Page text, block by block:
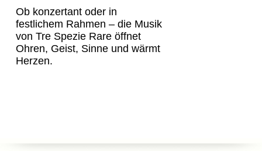
Ob konzertant oder in
festlichem Rahmen – die Musik
von Tre Spezie Rare öffnet
Ohren, Geist, Sinne und wärmt
Herzen.